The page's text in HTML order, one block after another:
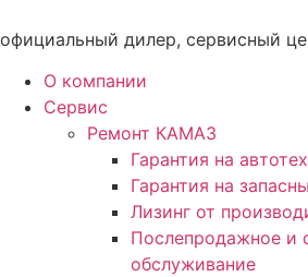
к
официальный дилер, сервисный
О компании
Сервис
Ремонт КАМАЗ
Гарантия на
Гарантия на
Лизинг от
Послепродажное и
обслуживание